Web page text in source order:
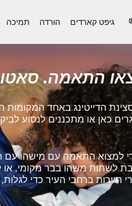
תמיכה הורדה גיפט קארדים
התאמה. סאטו
הדייטינג באחד
כאן או מתכננים לנסוע
למצוא התאמה עם מישהו עם
לשתות משהו בבר מקומי, או
תיירות ברחבי העיר כדי